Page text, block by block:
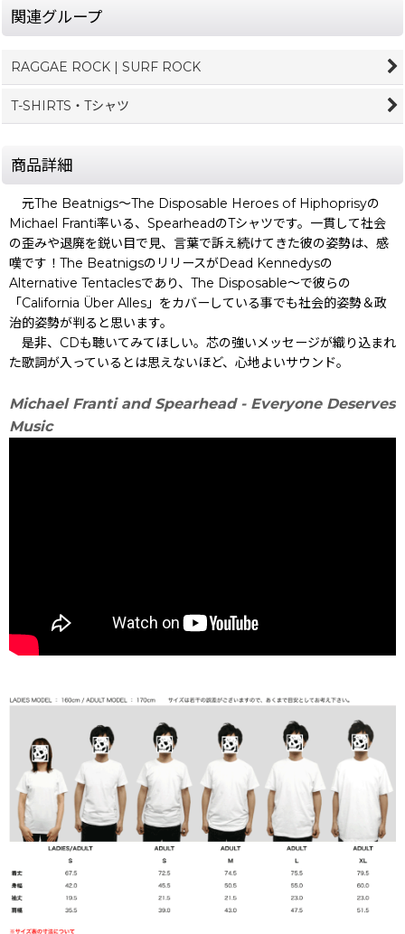
関連グループ
RAGGAE ROCK | SURF ROCK
T-SHIRTS・Tシャツ
商品詳細
元The Beatnigs〜The Disposable Heroes of Hiphoprisyの
Michael Franti率いる、SpearheadのTシャツです。一貫して社会
の歪みや退廃を鋭い目で見、言葉で訴え続けてきた彼の姿勢は、感
嘆です！The BeatnigsのリリースがDead Kennedysの
Alternative Tentaclesであり、The Disposable〜で彼らの
「California Über Alles」をカバーしている事でも社会的姿勢＆政
治的姿勢が判ると思います。
是非、CDも聴いてみてほしい。芯の強いメッセージが織り込まれ
た歌詞が入っているとは思えないほど、心地よいサウンド。
Michael Franti and Spearhead - Everyone Deserves
Music